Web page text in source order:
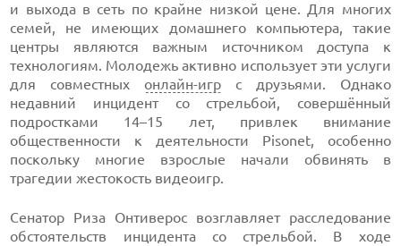
и выхода в сеть по крайне низкой цене. Для многих
семей, не имеющих домашнего компьютера, такие
центры являются важным источником доступа к
технологиям. Молодежь активно использует эти услуги
для совместных онлайн-игр с друзьями. Однако
недавний инцидент со стрельбой, совершённый
подростками 14–15 лет, привлек внимание
общественности к деятельности Pisonet, особенно
поскольку многие взрослые начали обвинять в
трагедии жестокость видеоигр.
Сенатор Риза Онтиверос возглавляет расследование
обстоятельств инцидента со стрельбой. В ходе